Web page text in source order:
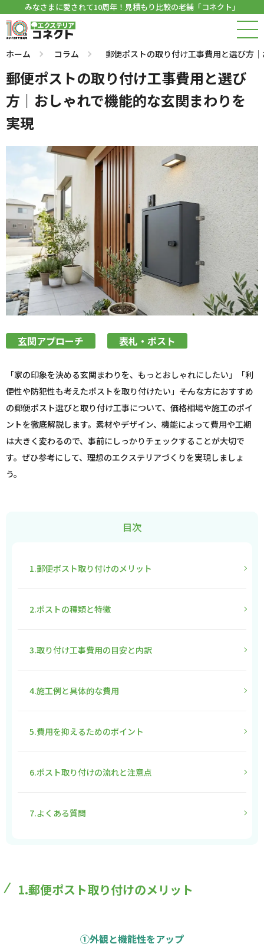
みなさまに愛されて10周年！見積もり比較の老舗「コネクト」
ホーム コラム 郵便ポストの取り付け工事費用と選び方
郵便ポストの取り付け工事費用と選び
方｜おしゃれで機能的な玄関まわりを
実現
玄関アプローチ 表札・ポスト
「家の印象を決める玄関まわりを、もっとおしゃれにしたい」「利
便性や防犯性も考えたポストを取り付けたい」――そんな方におすすめ
の郵便ポスト選びと取り付け工事について、価格相場や施工のポイ
ントを徹底解説します。素材やデザイン、機能によって費用や工期
は大きく変わるので、事前にしっかりチェックすることが大切で
す。ぜひ参考にして、理想のエクステリアづくりを実現しましょ
う。
目次
1.郵便ポスト取り付けのメリット
2.ポストの種類と特徴
3.取り付け工事費用の目安と内訳
4.施工例と具体的な費用
5.費用を抑えるためのポイント
6.ポスト取り付けの流れと注意点
7.よくある質問
1.郵便ポスト取り付けのメリット
①外観と機能性をアップ